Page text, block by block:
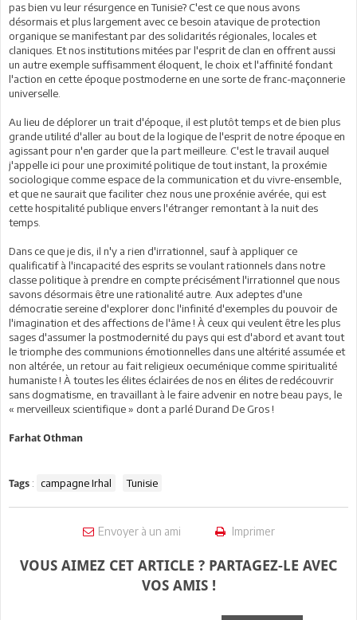
pas bien vu leur résurgence en Tunisie? C'est ce que nous avons
désormais et plus largement avec ce besoin atavique de protection
organique se manifestant par des solidarités régionales, locales et
claniques. Et nos institutions mitées par l'esprit de clan en offrent aussi
un autre exemple suffisamment éloquent, le choix et l'affinité fondant
l'action en cette époque postmoderne en une sorte de franc-maçonnerie
universelle.
Au lieu de déplorer un trait d'époque, il est plutôt temps et de bien plus
grande utilité d'aller au bout de la logique de l'esprit de notre époque en
agissant pour n'en garder que la part meilleure. C'est le travail auquel
j'appelle ici pour une proximité politique de tout instant, la proxémie
sociologique comme espace de la communication et du vivre-ensemble,
et que ne saurait que faciliter chez nous une proxénie avérée, qui est
cette hospitalité publique envers l'étranger remontant à la nuit des
temps.
Dans ce que je dis, il n'y a rien d'irrationnel, sauf à appliquer ce
qualificatif à l'incapacité des esprits se voulant rationnels dans notre
classe politique à prendre en compte précisément l'irrationnel que nous
savons désormais être une rationalité autre. Aux adeptes d'une
démocratie sereine d'explorer donc l'infinité d'exemples du pouvoir de
l'imagination et des affections de l'âme ! À ceux qui veulent être les plus
sages d'assumer la postmodernité du pays qui est d'abord et avant tout
le triomphe des communions émotionnelles dans une altérité assumée et
non altérée, un retour au fait religieux oecuménique comme spiritualité
humaniste ! À toutes les élites éclairées de nos en élites de redécouvrir
sans dogmatisme, en travaillant à le faire advenir en notre beau pays, le
« merveilleux scientifique » dont a parlé Durand De Gros !
Farhat Othman
Tags : campagne Irhal Tunisie
Envoyer à un ami Imprimer
VOUS AIMEZ CET ARTICLE ? PARTAGEZ-LE AVEC
VOS AMIS !